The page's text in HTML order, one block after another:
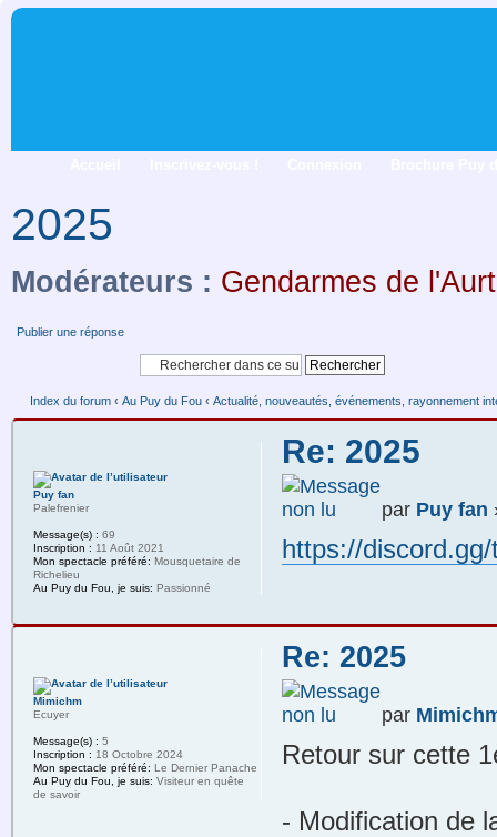
2025
Modérateurs : Gendarmes de
Publier une réponse
Index du forum ‹ Au Puy du Fou ‹ Actualité, nouveautés, événements, rayonnement
Re: 2025
par Puy fan
https://
Puy fan
Palefrenier
Message(s) : 69
Inscription : 11 Août 2021
Mon spectacle préféré: Mousquetaire de
Richelieu
Au Puy du Fou, je suis: Passionné
Re: 2025
par
Retour sur cette
- Modification de
Mimichm
Ecuyer
Message(s) : 5
Inscription : 18 Octobre 2024
Mon spectacle préféré: Le Dernier Panache
Au Puy du Fou, je suis: Visiteur en quête
de savoir